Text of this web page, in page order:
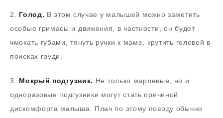
2. Голод. В этом случае у малышей можно заметить
особые гримасы и движения, в частности, он будет
чмокать губами, тянуть ручки к маме, крутить головой в
поисках груди.
3. Мокрый подгузник. Не только марлевые, но и
одноразовые подгузники могут стать причиной
дискомфорта малыша. Плач по этому поводу обычно